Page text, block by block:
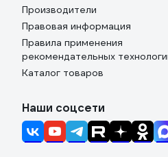
Производители
Правовая информация
Правила применения
рекомендательных
Каталог товаров
Наши соцсети